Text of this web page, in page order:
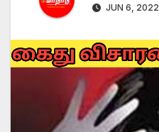
JUN 6, 2022